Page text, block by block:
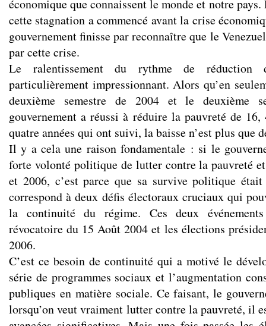
économique que connaissent le monde et notre pays.
cette stagnation a commencé avant la crise
gouvernement finisse par reconnaître que le
par cette crise.
Le ralentissement du rythme de
particulièrement impressionnant. Alors qu’en
deuxième semestre de 2004 et le deuxième
gouvernement a réussi à réduire la pauvreté de
quatre années qui ont suivi, la baisse n’est plus que
Il y a cela une raison fondamentale : si le
forte volonté politique de lutter contre la pauvreté
et 2006, c’est parce que sa survive politique
correspond à deux défis électoraux cruciaux qui
la continuité du régime. Ces deux
révocatoire du 15 Août 2004 et les élections
2006.
C’est ce besoin de continuité qui a motivé le
série de programmes sociaux et l’augmentation
publiques en matière sociale. Ce faisant, le
lorsqu’on veut vraiment lutter contre la pauvreté, il